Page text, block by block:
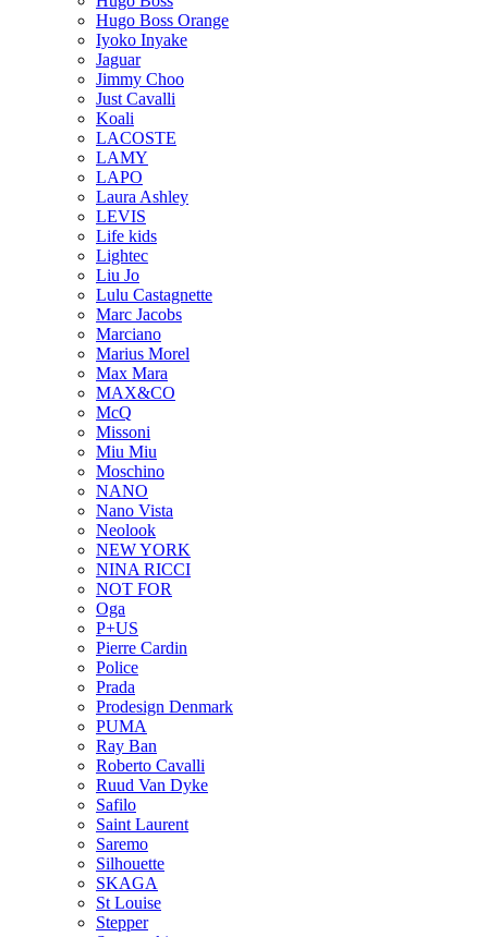
Hugo Boss Orange
Iyoko Inyake
Jaguar
Jimmy Choo
Just Cavalli
Koali
LACOSTE
LAMY
LAPO
Laura Ashley
LEVIS
Life kids
Lightec
Liu Jo
Lulu Castagnette
Marc Jacobs
Marciano
Marius Morel
Max Mara
MAX&CO
McQ
Missoni
Miu Miu
Moschino
NANO
Nano Vista
Neolook
NEW YORK
NINA RICCI
NOT FOR
Oga
P+US
Pierre Cardin
Police
Prada
Prodesign Denmark
PUMA
Ray Ban
Roberto Cavalli
Ruud Van Dyke
Safilo
Saint Laurent
Saremo
Silhouette
SKAGA
St Louise
Stepper